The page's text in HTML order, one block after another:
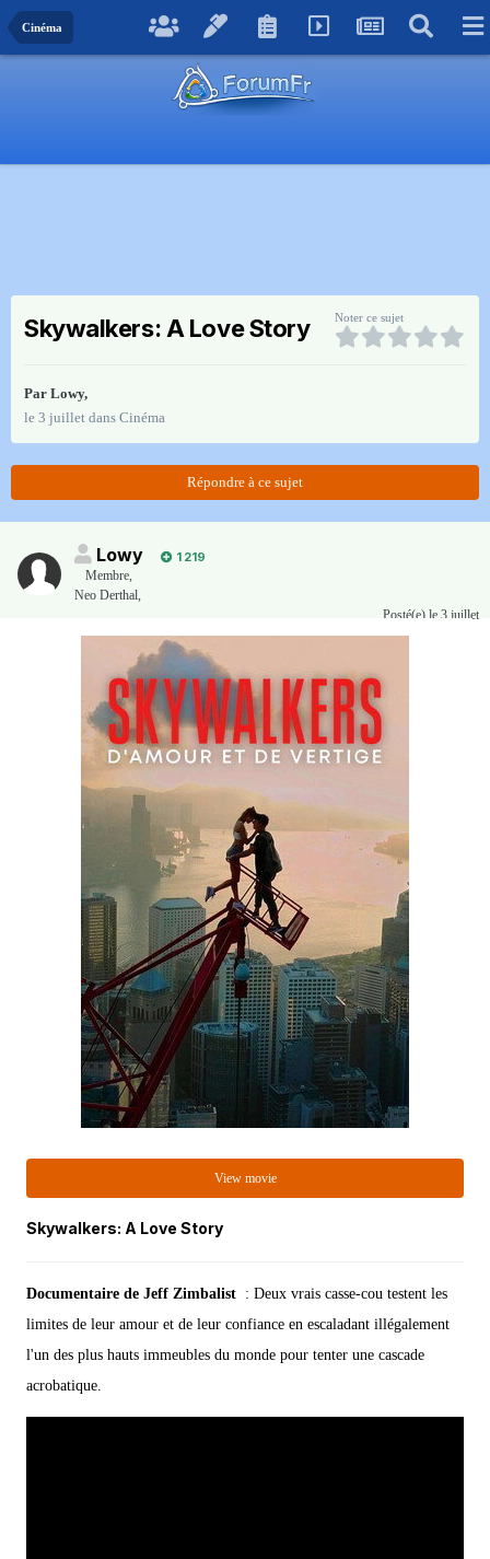
Cinéma
Skywalkers: A Love Story Noter ce sujet
Par Lowy,
le 3 juillet dans Cinéma
Répondre à ce sujet
Lowy
1 219
Membre,
Neo Derthal,
Posté(e) le 3 juillet
View movie
Skywalkers: A Love Story
Documentaire de Jeff Zimbalist : Deux vrais casse-cou testent les
limites de leur amour et de leur confiance en escaladant illégalement
l'un des plus hauts immeubles du monde pour tenter une cascade
acrobatique.